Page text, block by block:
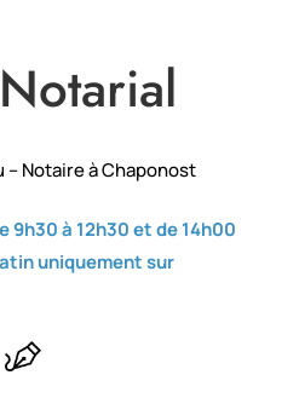
Notaire à Chaponost
9h30 à 12h30 et de 14h00
uniquement sur